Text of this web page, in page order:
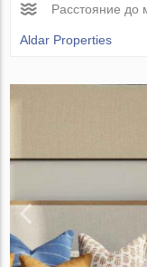
Расстояние до
Aldar Properties